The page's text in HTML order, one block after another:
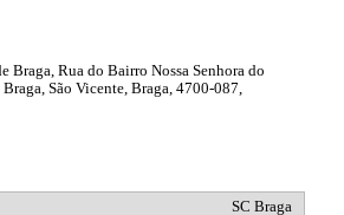
Braga, Rua do Bairro Nossa Senhora do
São Vicente, Braga, 4700-087,
SC Braga